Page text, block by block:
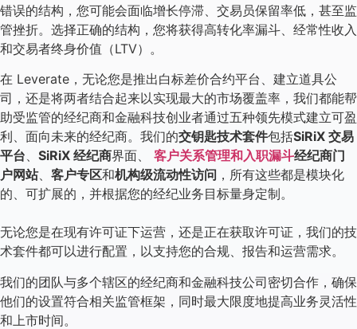
错误的结构，您可能会面临增长停滞、交易员保留率低，甚至监
管挫折。选择正确的结构，您将获得高转化率漏斗、经常性收入
和交易者终身价值（LTV）。
在 Leverate，无论您是推出白标差价合约平台、建立道具公
司，还是将两者结合起来以实现最大的市场覆盖率，我们都能帮
助受监管的经纪商和金融科技创业者通过五种领先模式建立可盈
利、面向未来的经纪商。我们的交钥匙技术套件包括SiRiX 交易
平台、 SiRiX 经纪商界面、 客户关系管理和入职漏斗经纪商门
户网站、 客户专区和机构级流动性访问 ，所有这些都是模块化
的、可扩展的，并根据您的经纪业务目标量身定制。
无论您是在现有许可证下运营，还是正在获取许可证，我们的技
术套件都可以进行配置，以支持您的合规、报告和运营需求。
我们的团队与多个辖区的经纪商和金融科技公司密切合作，确保
他们的设置符合相关监管框架，同时最大限度地提高业务灵活性
和上市时间。